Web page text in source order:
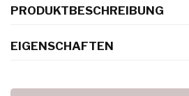
PRODUKTBESCHREIBUNG
EIGENSCHAFTEN